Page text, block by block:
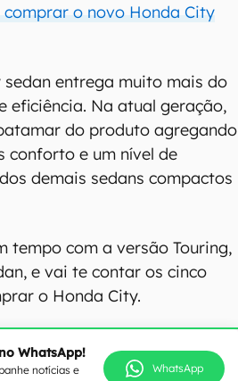
o novo Honda City
entrega muito mais do
eficiência. Na atual geração,
do produto agregando
conforto e um nível de
demais sedans compactos
tempo com a versão Touring,
e vai te contar os cinco
o Honda City.
WhatsApp!
notícias e
WhatsApp